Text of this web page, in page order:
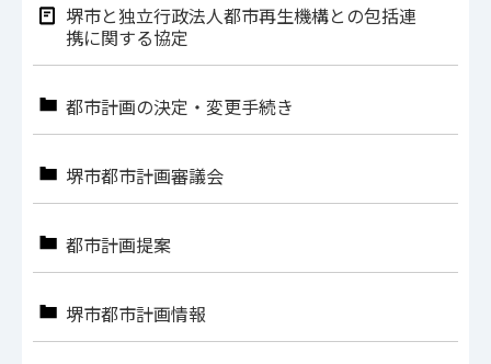
堺市と独立行政法人都市再生機構との包括連
携に関する協定
都市計画の決定・変更手続き
堺市都市計画審議会
都市計画提案
堺市都市計画情報